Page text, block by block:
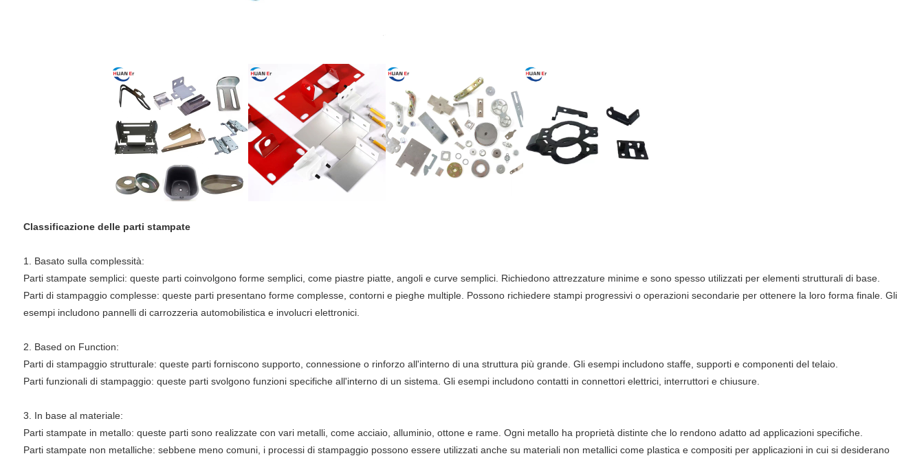
Classificazione delle parti stampate
1. Basato sulla complessità:
Parti stampate semplici: queste parti coinvolgono forme semplici, come piastre piatte, angoli e curve semplici. Richiedono attrezzature minime e sono spesso utilizzati per elementi strutturali di base.
Parti di stampaggio complesse: queste parti presentano forme complesse, contorni e pieghe multiple. Possono richiedere stampi progressivi o operazioni secondarie per ottenere la loro forma finale. Gli
esempi includono pannelli di carrozzeria automobilistica e involucri elettronici.
2. Based on Function:
Parti di stampaggio strutturale: queste parti forniscono supporto, connessione o rinforzo all'interno di una struttura più grande. Gli esempi includono staffe, supporti e componenti del telaio.
Parti funzionali di stampaggio: queste parti svolgono funzioni specifiche all'interno di un sistema. Gli esempi includono contatti in connettori elettrici, interruttori e chiusure.
3. In base al materiale:
Parti stampate in metallo: queste parti sono realizzate con vari metalli, come acciaio, alluminio, ottone e rame. Ogni metallo ha proprietà distinte che lo rendono adatto ad applicazioni specifiche.
Parti stampate non metalliche: sebbene meno comuni, i processi di stampaggio possono essere utilizzati anche su materiali non metallici come plastica e compositi per applicazioni in cui si desiderano